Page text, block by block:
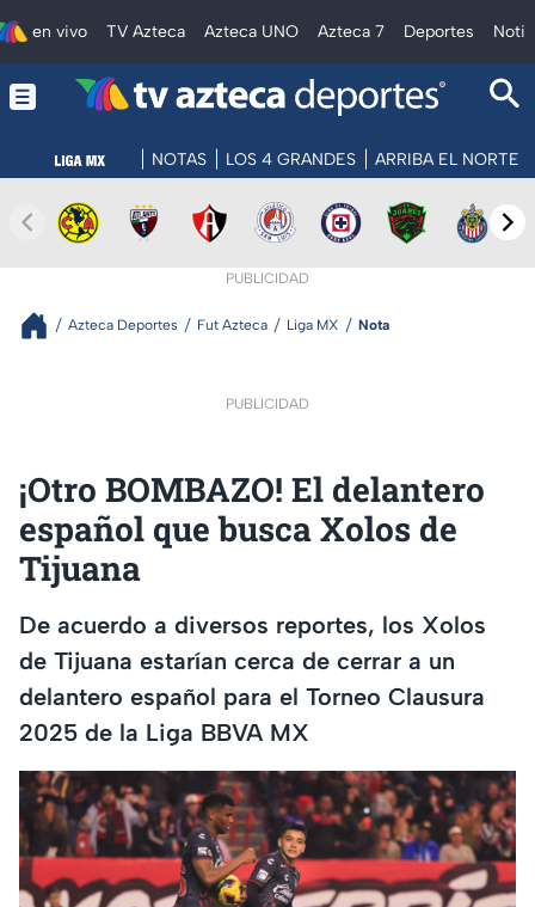
en vivo TV Azteca Azteca UNO Azteca 7 Deportes
NOTAS LOS 4 GRANDES ARRIBA EL NORTE
PUBLICIDAD
Azteca Deportes Fut Azteca Liga MX Nota
PUBLICIDAD
¡Otro BOMBAZO! El delantero
español que busca Xolos de
Tijuana
De acuerdo a diversos reportes, los Xolos
de Tijuana estarían cerca de cerrar a un
delantero español para el Torneo Clausura
2025 de la Liga BBVA MX